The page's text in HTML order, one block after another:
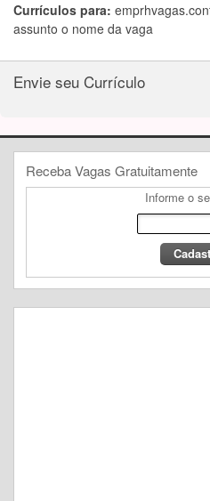
Currículos para:
assunto o nome da vaga
Envie seu Currículo
Receba Vagas Gratuitamente
Informe o